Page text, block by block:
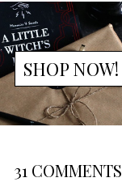
SHOP NOW!
31 COMMENTS